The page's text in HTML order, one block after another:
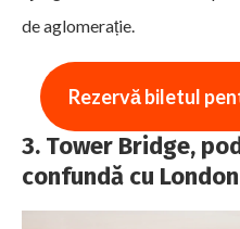
de aglomerație.
Rezervă biletul
3. Tower Bridge,
confundă cu